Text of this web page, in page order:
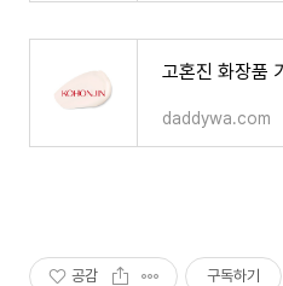
daddywa.com
공감 구독하기